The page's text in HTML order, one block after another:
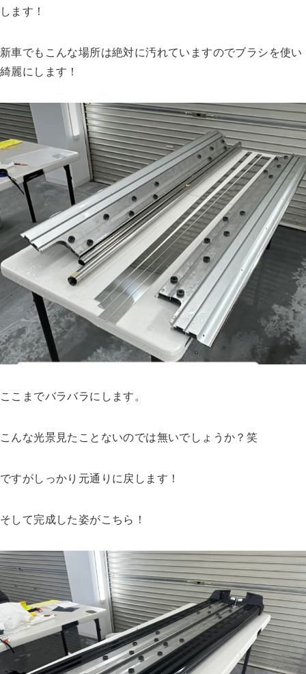
します！
新車でもこんな場所は絶対に汚れていますのでブラシを使い
綺麗にします！
ここまでバラバラにします。
こんな光景見たことないのでは無いでしょうか？笑
ですがしっかり元通りに戻します！
そして完成した姿がこちら！